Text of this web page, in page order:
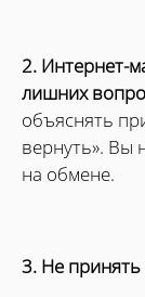
2. Интернет-
лишних
объяснять
вернуть». Вы
на обмене.
3. Не